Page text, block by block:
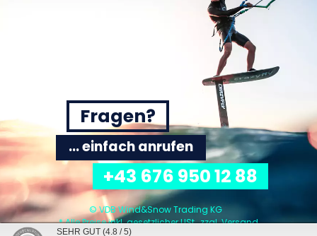
© VDB Wind&Snow Trading KG
* Alle Preise inkl. gesetzlicher USt., zzgl.Versand
Fragen?
... einfach anrufen
+43 676 950 12 88
SEHR GUT (4.8 / 5)